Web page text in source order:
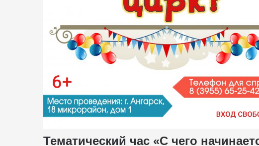
Тематический час «С чего